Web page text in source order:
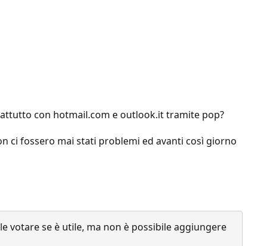
con hotmail.com e outlook.it tramite pop?
ci fossero mai stati problemi ed avanti così giorno
votare se è utile, ma non è possibile aggiungere